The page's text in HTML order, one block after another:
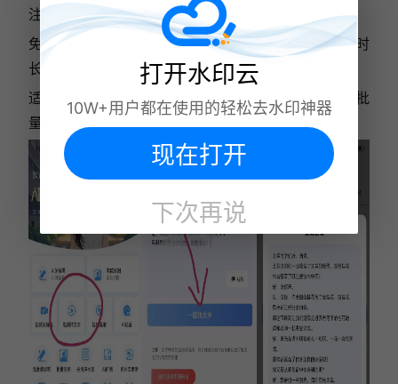
注、在线修改错别字；
免费额度：新用户注册赠送累计 60 分钟免费转写时
长，每日额外领取 10 分钟免费额度；
适用场景：外出采风、外勤会议随手录制视频，返程批
量整理文稿。
打开水印云
10W+用户都在使用的轻松去水印神器
现在打开
下次再说